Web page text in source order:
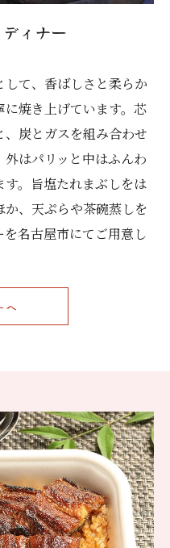
ィナー
て、香ばしさと柔らか
焼き上げています。芯
炭とガスを組み合わせ
はパリッと中はふんわ
す。旨塩たれまぶしをは
、天ぷらや茶碗蒸しを
名古屋市にてご用意し
へ